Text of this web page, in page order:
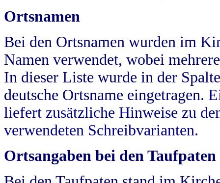
Ortsnamen
Bei den Ortsnamen wurden im
Namen verwendet, wobei
In dieser Liste wurde in der
deutsche Ortsname eingetragen.
liefert zusätzliche Hinweise zu
verwendeten Schreibvarianten.
Ortsangaben bei den Taufpaten